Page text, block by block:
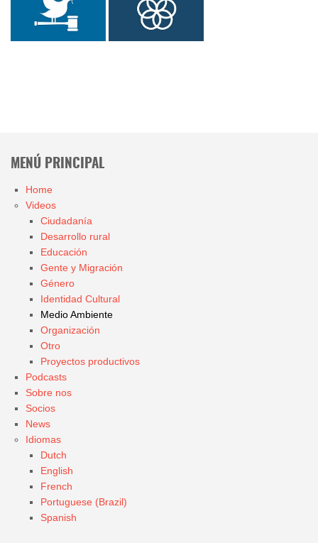
MENÚ PRINCIPAL
Home
Videos
Ciudadanía
Desarrollo rural
Educación
Gente y Migración
Género
Identidad Cultural
Medio Ambiente
Organización
Otro
Proyectos productivos
Podcasts
Sobre nos
Socios
News
Idiomas
Dutch
English
French
Portuguese (Brazil)
Spanish